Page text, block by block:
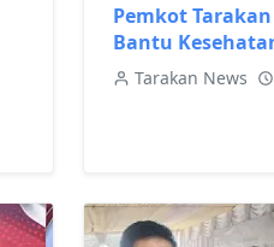
Pemkot
Bantu
Tarakan News